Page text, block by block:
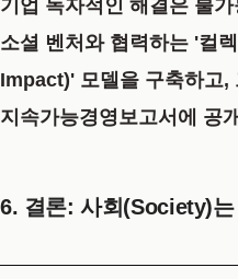
기업 독자적인 해결은 불
소셜 벤처와 협력하는 '컬
Impact)' 모델을 구축하고,
지속가능경영보고서에 공
6. 결론: 사회(Society)